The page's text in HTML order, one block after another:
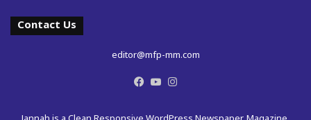
Contact Us
editor@mfp-mm.com
Facebook
YouTube